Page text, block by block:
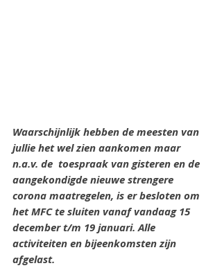
Waarschijnlijk hebben de meesten van
jullie het wel zien aankomen maar
n.a.v. de  toespraak van gisteren en de
aangekondigde nieuwe strengere
corona maatregelen, is er besloten om
het MFC te sluiten vanaf vandaag 15
december t/m 19 januari. Alle
activiteiten en bijeenkomsten zijn
afgelast.